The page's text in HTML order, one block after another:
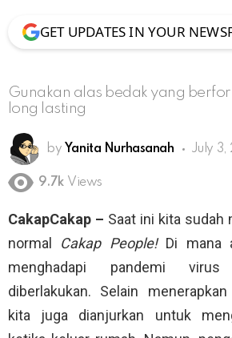
GET UPDATES IN YOUR
Gunakan alas bedak yang
long lasting
by Yanita Nurhasanah July 3,
9.7k Views
CakapCakap – Saat ini kita sudah
normal Cakap People! Di mana
menghadapi pandemi
diberlakukan. Selain menerapkan
kita juga dianjurkan untuk